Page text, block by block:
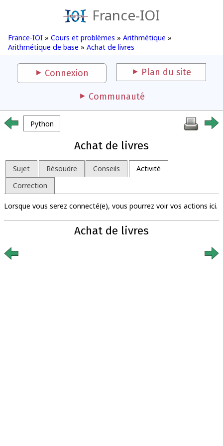
France-IOI
France-IOI » Cours et problèmes » Arithmétique »
Arithmétique de base » Achat de livres
Connexion Plan du site
Communauté
Python
Achat de livres
Sujet Résoudre Conseils
Activité
Correction
Lorsque vous serez connecté(e), vous pourrez voir vos actions ici.
Achat de livres